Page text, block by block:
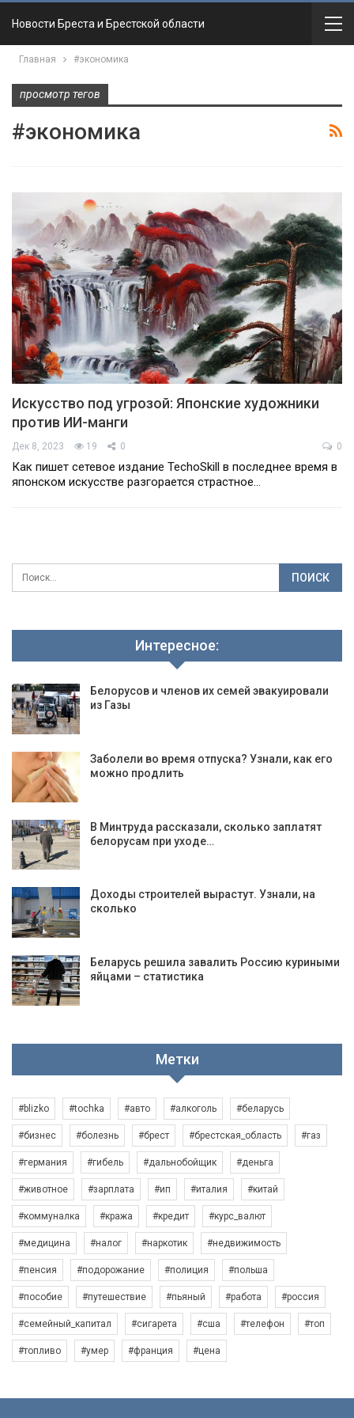
Новости Бреста и Брестской области
Главная #экономика
просмотр тегов
#экономика
Искусство под угрозой: Японские художники
против ИИ-манги
Дек 8, 2023 19 0 0
Как пишет сетевое издание TechoSkill в последнее время в
японском искусстве разгорается страстное…
Интересное:
Белорусов и членов их семей эвакуировали
из Газы
Заболели во время отпуска? Узнали, как его
можно продлить
В Минтруда рассказали, сколько заплатят
белорусам при уходе…
Доходы строителей вырастут. Узнали, на
сколько
Беларусь решила завалить Россию куриными
яйцами – статистика
Метки
#blizko #tochka #авто #алкоголь #беларусь
#бизнес #болезнь #брест #брестская_область #газ
#германия #гибель #дальнобойщик #деньга
#животное #зарплата #ип #италия #китай
#коммуналка #кража #кредит #курс_валют
#медицина #налог #наркотик #недвижимость
#пенсия #подорожание #полиция #польша
#пособие #путешествие #пьяный #работа #россия
#семейный_капитал #сигарета #сша #телефон #топ
#топливо #умер #франция #цена